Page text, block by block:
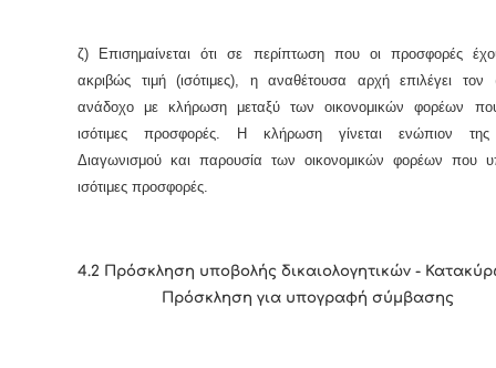
ζ) Επισημαίνεται ότι σε περίπτωση που οι προσφορές
ακριβώς τιμή (ισότιμες), η αναθέτουσα αρχή επιλέγει τον
ανάδοχο με κλήρωση μεταξύ των οικονομικών φορέων
ισότιμες προσφορές. Η κλήρωση γίνεται ενώπιον της
Διαγωνισμού και παρουσία των οικονομικών φορέων που
ισότιμες προσφορές.
4.2 Πρόσκληση υποβολής δικαιολογητικών -
Πρόσκληση για υπογραφή σύμβασης